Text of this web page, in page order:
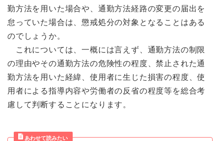
勤方法を用いた場合や、通勤方法経路の変更の届出を
怠っていた場合は、懲戒処分の対象となることはある
のでしょうか。
これについては、一概には言えず、通勤方法の制限
の理由やその通勤方法の危険性の程度、禁止された通
勤方法を用いた経緯、使用者に生じた損害の程度、使
用者による指導内容や労働者の反省の程度等を総合考
慮して判断することになります。